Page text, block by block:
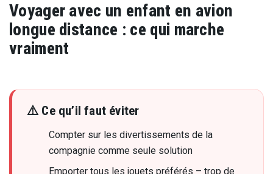
Voyager avec un enfant en avion
longue distance : ce qui marche
vraiment
⚠️ Ce qu’il faut éviter
Compter sur les divertissements de la
compagnie comme seule solution
Emporter tous les jouets préférés – trop de